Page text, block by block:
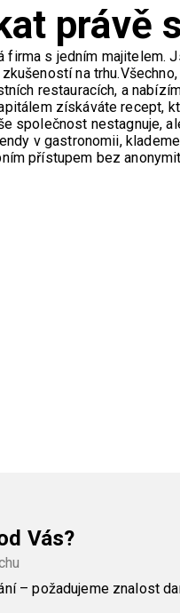
právě
firma s jedním majitelem.
na trhu.
restauracích, a
získáváte recept,
společnost nestagnuje,
v gastronomii,
přístupem bez
Vás?
– požadujeme znalost